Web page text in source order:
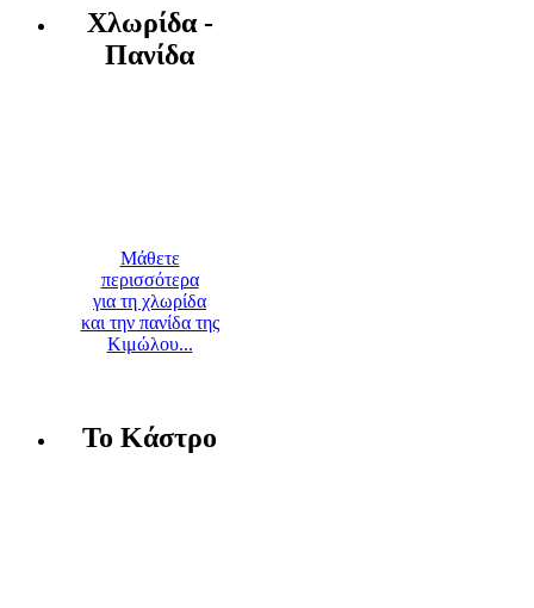
Χλωρίδα -
Πανίδα
Μάθετε
περισσότερα
για τη χλωρίδα
και την πανίδα της
Κιμώλου...
Το Κάστρο